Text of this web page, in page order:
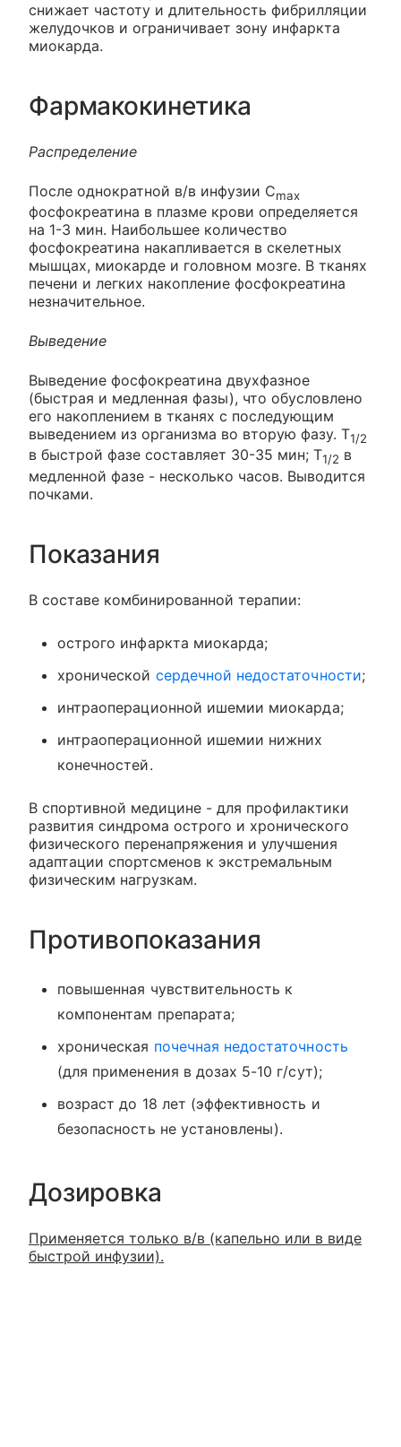
снижает частоту и длительность фибрилляции
желудочков и ограничивает зону инфаркта
миокарда.
Фармакокинетика
Распределение
После однократной в/в инфузии Cmax
фосфокреатина в плазме крови определяется
на 1-3 мин. Наибольшее количество
фосфокреатина накапливается в скелетных
мышцах, миокарде и головном мозге. В тканях
печени и легких накопление фосфокреатина
незначительное.
Выведение
Выведение фосфокреатина двухфазное
(быстрая и медленная фазы), что обусловлено
его накоплением в тканях с последующим
выведением из организма во вторую фазу. T1/2
в быстрой фазе составляет 30-35 мин; T1/2 в
медленной фазе - несколько часов. Выводится
почками.
Показания
В составе комбинированной терапии:
острого инфаркта миокарда;
хронической сердечной недостаточности;
интраоперационной ишемии миокарда;
интраоперационной ишемии нижних
конечностей.
В спортивной медицине - для профилактики
развития синдрома острого и хронического
физического перенапряжения и улучшения
адаптации спортсменов к экстремальным
физическим нагрузкам.
Противопоказания
повышенная чувствительность к
компонентам препарата;
хроническая почечная недостаточность
(для применения в дозах 5-10 г/сут);
возраст до 18 лет (эффективность и
безопасность не установлены).
Дозировка
Применяется только в/в (капельно или в виде
быстрой инфузии).